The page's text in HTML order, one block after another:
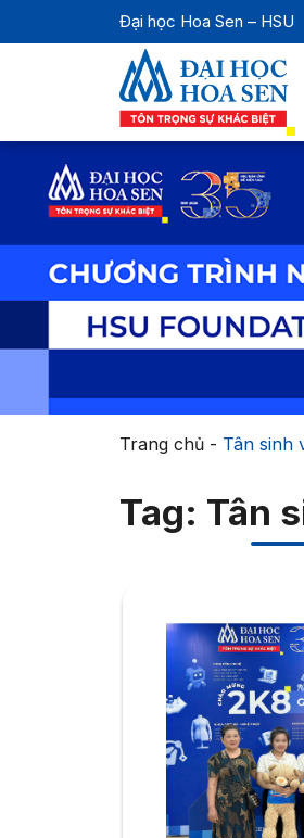
Đại học Hoa Sen – HSU
Trang chủ- Tân sinh
Tag: Tân